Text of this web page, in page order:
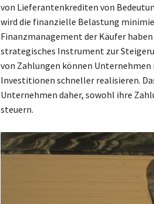
von Lieferantenkrediten von
wird die finanzielle Belastung
Finanzmanagement der Käufer
strategisches Instrument zur
von Zahlungen können
Investitionen schneller realisieren.
Unternehmen daher, sowohl ihre
steuern.